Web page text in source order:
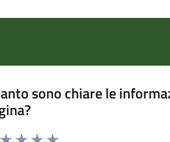
sono chiare le
da 1 a 5 stelle la pagina